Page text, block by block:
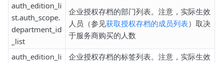
auth_edition_li
st.auth_scope.
department_id
_list
企业授权存档的部门列表。注意，实际生效
人员（参见获取授权存档的成员列表）取决
于服务商购买的人数
auth_edition_li
企业授权存档的标签列表。注意，实际生效